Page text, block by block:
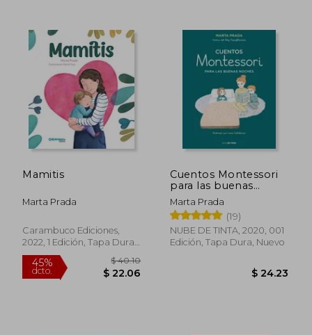
40%
dcto.
$ 58.41 45%
dcto.
Mamitis
Marta Prada
Carambuco Ediciones,
2022, 1 Edición, Tapa Dura,
Nuevo
Cuentos Montessori
para las buenas
noches
Marta Prada
(19)
NUBE DE TINTA, 2020, 001
Edición, Tapa Dura, Nuevo